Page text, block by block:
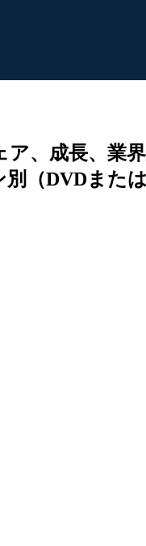
、成長、業
（DVDまた